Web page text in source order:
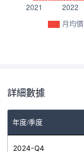
月均價
詳細數據
年度/季度
2024-Q4